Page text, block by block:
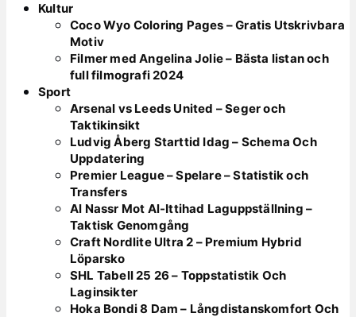
Kultur
Coco Wyo Coloring Pages – Gratis Utskrivbara
Motiv
Filmer med Angelina Jolie – Bästa listan och
full filmografi 2024
Sport
Arsenal vs Leeds United – Seger och
Taktikinsikt
Ludvig Åberg Starttid Idag – Schema Och
Uppdatering
Premier League – Spelare – Statistik och
Transfers
Al Nassr Mot Al-Ittihad Laguppställning –
Taktisk Genomgång
Craft Nordlite Ultra 2 – Premium Hybrid
Löparsko
SHL Tabell 25 26 – Toppstatistik Och
Laginsikter
Hoka Bondi 8 Dam – Långdistanskomfort Och